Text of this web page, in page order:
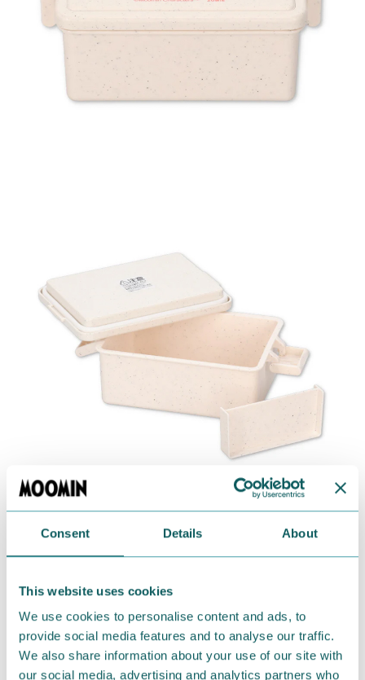
Consent Details About
This website uses cookies
We use cookies to personalise content and ads, to
provide social media features and to analyse our traffic.
We also share information about your use of our site with
our social media, advertising and analytics partners who
剤を添える手間がかかりません。
仕切りが付いただけのシンプルさも魅力的◎
特許技術である、特殊なシボ加工「ラクシボ」を内面
に施してるため、汚れがつきにくく、キズが目立ちに